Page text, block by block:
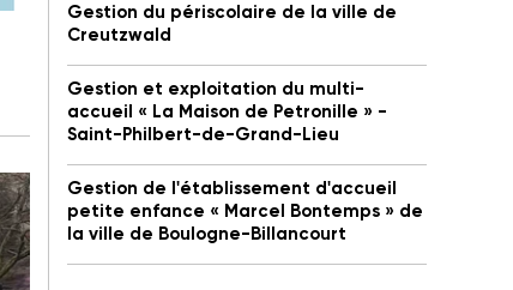
Gestion du périscolaire de la ville de
Creutzwald
Gestion et exploitation du multi-
accueil « La Maison de Petronille » -
Saint-Philbert-de-Grand-Lieu
Gestion de l'établissement d'accueil
petite enfance « Marcel Bontemps » de
la ville de Boulogne-Billancourt